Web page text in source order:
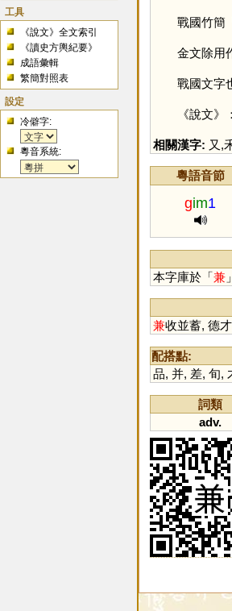
工具
《說文》全文索引
《讀史方輿紀要》
成語彙輯
繁簡對照表
設定
冷僻字:
粵音系統:
戰國竹簡
金文除用作
戰國文字也
《說文》：
相關漢字: 又,
粵語音節
gim1
本字庫於「兼
兼收並蓄, 德才
配搭點:
品, 并, 差, 旬,
詞類
adv.